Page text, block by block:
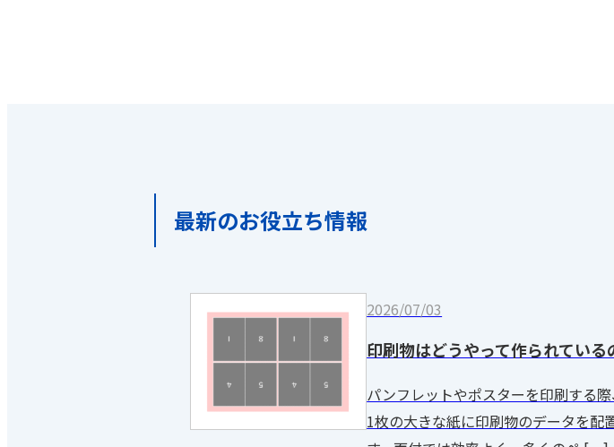
最新のお役立ち情報
2026/07/03
印刷物はどうやって作られてい
パンフレットやポスターを印刷する
1枚の大きな紙に印刷物のデータを配